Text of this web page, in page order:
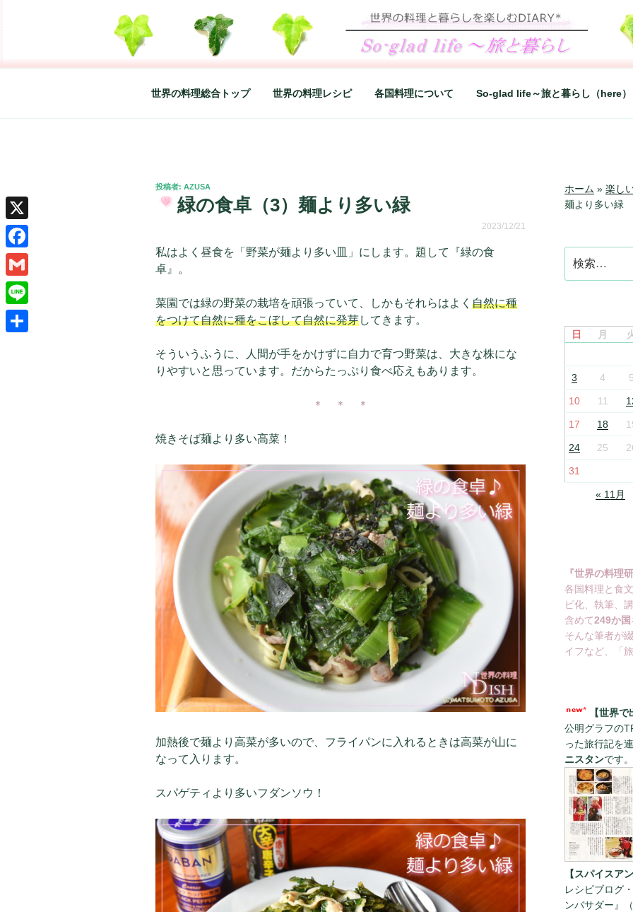
SO-GLAD LIFE～旅と暮らし
世界の料理のエッセイやレシピ、シンプルライフ、楽しい暮らしなどを綴る、世界248か国を
世界の料理総合トップ 世界の料理レシピ 各国料理について So-glad life～旅と暮らし（here）
投
稿
日:
投稿者: AZUSA
緑の食卓（3）麺より多い緑
2023/12/21
私はよく昼食を「野菜が麺より多い皿」にします。題して『緑の食
卓』。
菜園では緑の野菜の栽培を頑張っていて、しかもそれらはよく 自然に種
をつけて自然に種をこぼして自然に発芽してきます。
そういうふうに、人間が手をかけずに自力で育つ野菜は、大きな株にな
りやすいと思っています。だからたっぷり食べ応えもあります。
＊ ＊ ＊
焼きそば麺より多い高菜！
加熱後で麺より高菜が多いので、フライパンに入れるときは高菜が山に
なって入ります。
スパゲティより多いフダンソウ！
ホーム » 楽し
麺より多い緑
索:
日
月
3 4 5
10 11
17 18
24 25
31
« 11月
『世界の料理
各国料理と食
ピ化、執筆、
含めて249か国
そんな筆者が
イフなど、「
【世界
公明グラフの
った旅行記を
ニスタンです。
【スパイスア
レシピブログ
ンバサダー』
X
Facebook
Gmail
Line